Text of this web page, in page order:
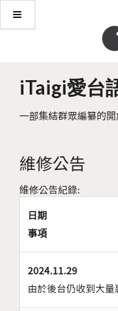
iTaigi愛台
一部集結群眾編纂的
維修公告
維修公告紀錄:
日期
事項
2024.11.29
由於後台仍收到大